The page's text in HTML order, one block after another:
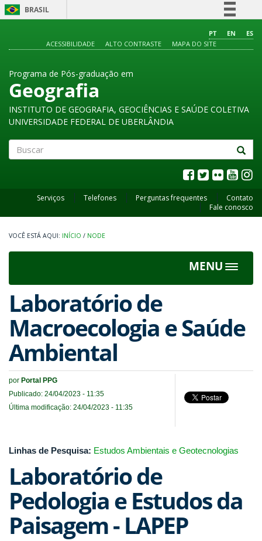
BRASIL
Comunica BR
PT EN
ES
ACESSIBILIDADE
ALTO CONTRASTE MAPA DO SITE
Programa de Pós-graduação em
Geografia
INSTITUTO DE GEOGRAFIA, GEOCIÊNCIAS E SAÚDE COLETIVA
UNIVERSIDADE FEDERAL DE UBERLÂNDIA
Serviços Telefones Perguntas frequentes
Contato
Fale conosco
INÍCIO / NODE
MENU
Toggle
Laboratório de
Macroecologia e Saúde
Ambiental
por Portal PPG
Publicado: 24/04/2023 - 11:35
Última modificação: 24/04/2023 - 11:35
Linhas de Pesquisa: Estudos Ambientais e Geotecnologias
Laboratório de
Pedologia e Estudos da
Paisagem - LAPEP